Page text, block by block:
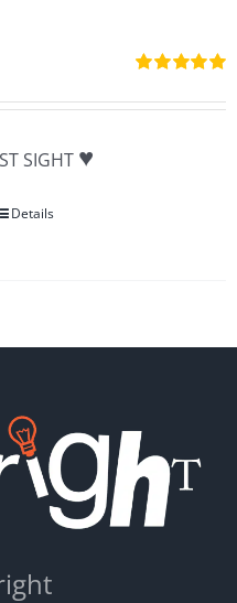
5.00uit 5
SIGHT ♥
Details